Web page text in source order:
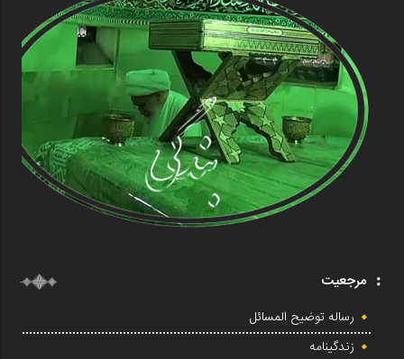
مرجعیت
رساله توضیح المسائل
زندگینامه